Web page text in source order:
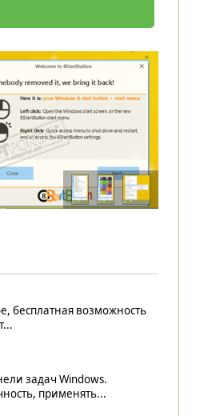
бесплатная возможность
задач Windows.
применять...